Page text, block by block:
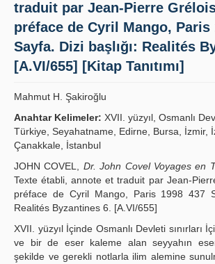
Principles
Publication Policies
traduit par Jean-Pierre
préface de Cyril Mango, Paris
Sayfa. Dizi başlığı: Realités
[A.VI/655] [Kitap Tanıtımı]
Mahmut H. Şakiroğlu
Anahtar Kelimeler: XVII. yüzyıl, Osmanlı
Türkiye, Seyahatname, Edirne, Bursa, İzmir,
Çanakkale, İstanbul
JOHN COVEL, Dr. John Covel Voyages en
Texte établi, annote et traduit par Jean-
préface de Cyril Mango, Paris 1998 437
Realités Byzantines 6. [A.VI/655]
XVII. yüzyıl İçinde Osmanlı Devleti sınırları
ve bir de eser kaleme alan seyyahın
şekilde ve gerekli notlarla ilim alemine